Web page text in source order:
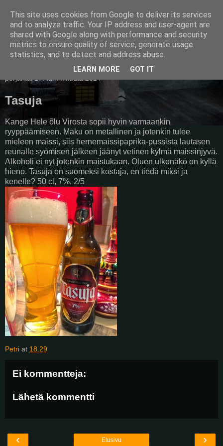
Pullollinen
perjantai 17. tammikuuta 2014
Tasuja
Kange Hele õlu Virosta sopii hyvin varmaankin
ryyppäämiseen. Maku on metallinen ja jotenkin tulee
mieleen maissi, siis hernemaissipaprika-pussista lautasen
reunalle syömisen jälkeen jäänyt vetinen kylmä maissinjyvä.
Alkoholi ei nyt jotenkin maistukaan. Oluen ulkonäkö on kyllä
hieno. Tasuja on suomeksi kostaja, en tiedä miksi ja
kenelle? 50 cl, 7%, 2/5
Petri at 18.29
Ei kommentteja:
Lähetä kommentti
‹ ›
Etusivu
This site uses cookies from Google to deliver its services
and to analyze traffic. Your IP address and user-agent are
shared with Google along with performance and security
metrics to ensure quality of service, generate usage
statistics, and to detect and address abuse.
LEARN MORE GOT IT